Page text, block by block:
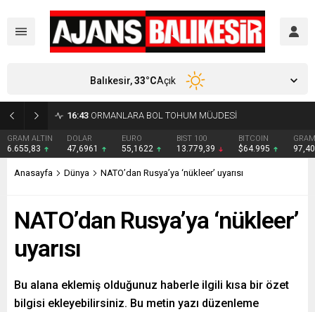
16:43 ORMANLARA BOL TOHUM MÜJDESİ
DOLAR
47,6961
EURO
55,1622
BIST 100
13.779,39
BITCOIN
$64.995
GRAM GÜMÜŞ
97,40 ₺
Balıkesir,33°CAçık
Anasayfa Dünya NATO’dan Rusya’ya ‘nükleer’ uyarısı
NATO’dan Rusya’ya ‘nükleer’
uyarısı
Bu alana eklemiş olduğunuz haberle ilgili kısa bir özet
bilgisi ekleyebilirsiniz. Bu metin yazı düzenleme